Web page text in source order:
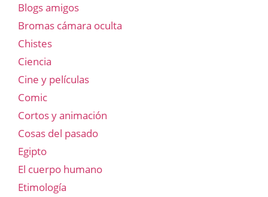
Blogs amigos
Bromas cámara oculta
Chistes
Ciencia
Cine y películas
Comic
Cortos y animación
Cosas del pasado
Egipto
El cuerpo humano
Etimología